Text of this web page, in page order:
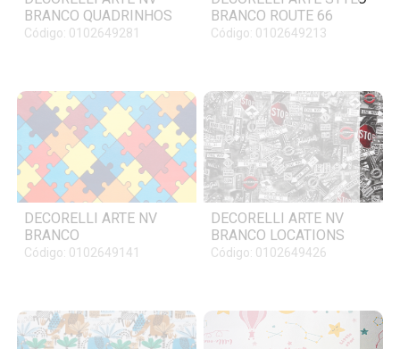
BRANCO QUADRINHOS
Código: 0102649281
BRANCO ROUTE 66
Código: 0102649213
DECORELLI ARTE NV
BRANCO
Código: 0102649141
DECORELLI ARTE NV
BRANCO LOCATIONS
Código: 0102649426